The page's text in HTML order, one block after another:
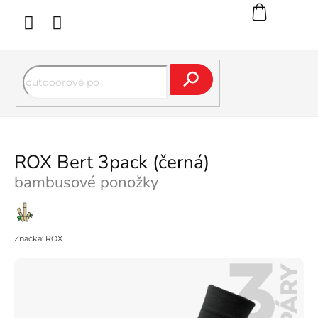
obsah
Hledat
ROX Bert 3pack (černá)
bambusové ponožky
Bambus
Značka: ROX